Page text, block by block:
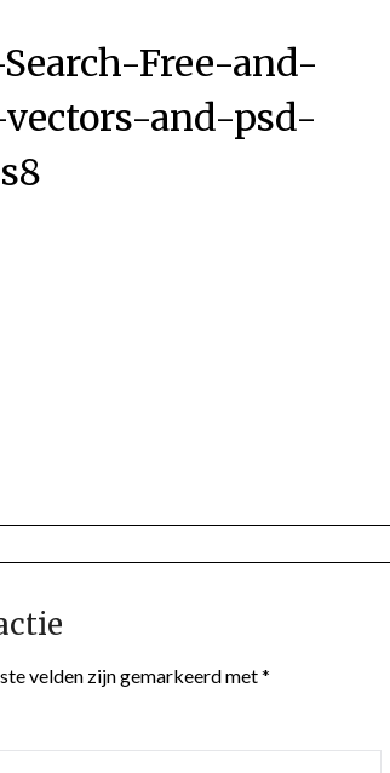
Free-and-
and-psd-
velden zijn gemarkeerd met*